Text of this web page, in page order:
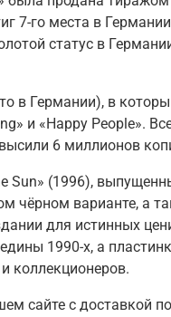
7-го места в
статус в
в Германии), в
и «Happy People».
6 миллионов
Sun» (1996),
чёрном варианте, а
для истинных
1990-х, а
коллекционеров.
сайте с доставкой